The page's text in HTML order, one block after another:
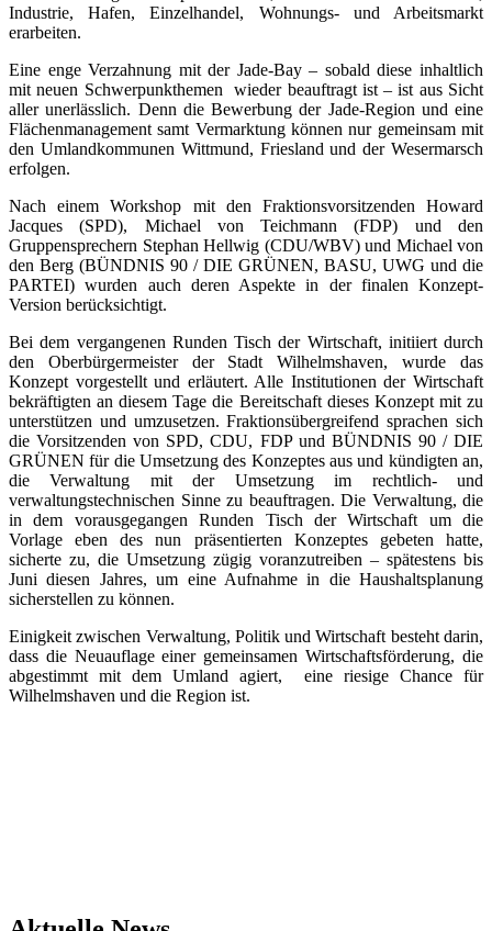
Industrie, Hafen, Einzelhandel, Wohnungs- und Arbeitsmarkt
erarbeiten.
Eine enge Verzahnung mit der Jade-Bay – sobald diese inhaltlich
mit neuen Schwerpunkthemen
wieder beauftragt ist – ist aus Sicht
aller unerlässlich. Denn die Bewerbung der Jade-Region und eine
Flächenmanagement samt Vermarktung können nur gemeinsam mit
den Umlandkommunen Wittmund, Friesland und der Wesermarsch
erfolgen.
Nach einem Workshop mit den Fraktionsvorsitzenden Howard
Jacques (SPD), Michael von Teichmann (FDP) und den
Gruppensprechern Stephan Hellwig (CDU/WBV) und Michael von
den Berg (BÜNDNIS 90 / DIE GRÜNEN, BASU, UWG und die
PARTEI) wurden auch deren Aspekte in der finalen Konzept-
Version berücksichtigt.
Bei dem vergangenen Runden Tisch der Wirtschaft, initiiert durch
den Oberbürgermeister der Stadt Wilhelmshaven, wurde das
Konzept vorgestellt und erläutert. Alle Institutionen der Wirtschaft
bekräftigten an diesem Tage die Bereitschaft dieses Konzept mit zu
unterstützen und umzusetzen. Fraktionsübergreifend sprachen sich
die Vorsitzenden von SPD, CDU, FDP und BÜNDNIS 90 / DIE
GRÜNEN für die Umsetzung des Konzeptes aus und kündigten an,
die Verwaltung mit der Umsetzung im rechtlich- und
verwaltungstechnischen Sinne zu beauftragen. Die Verwaltung, die
in dem vorausgegangen Runden Tisch der Wirtschaft um die
Vorlage eben des nun präsentierten Konzeptes gebeten hatte,
sicherte zu, die Umsetzung zügig voranzutreiben – spätestens bis
Juni diesen Jahres, um eine Aufnahme in die Haushaltsplanung
sicherstellen zu können.
Einigkeit zwischen Verwaltung, Politik und Wirtschaft besteht darin,
dass die Neuauflage einer gemeinsamen Wirtschaftsförderung, die
abgestimmt mit dem Umland agiert,
eine riesige Chance für
Wilhelmshaven und die Region ist.